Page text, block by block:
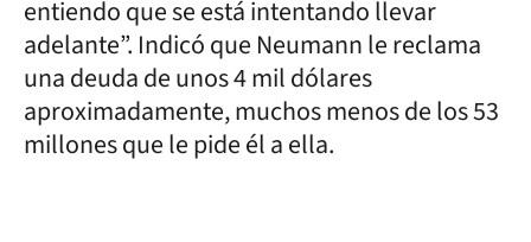
entiendo que se está intentando llevar
adelante”. Indicó que Neumann le reclama
una deuda de unos 4 mil dólares
aproximadamente, muchos menos de los 53
millones que le pide él a ella.